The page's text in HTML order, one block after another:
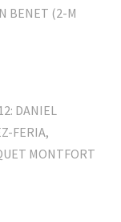
BENET (2-M
DANIEL
FERIA,
MONTFORT